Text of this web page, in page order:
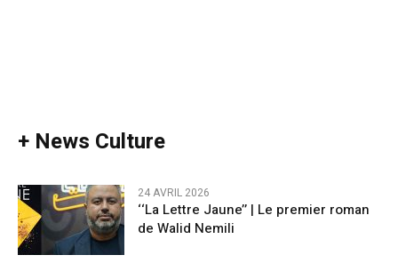
+ News Culture
24 AVRIL 2026
‘‘La Lettre Jaune’’ | Le premier roman
de Walid Nemili